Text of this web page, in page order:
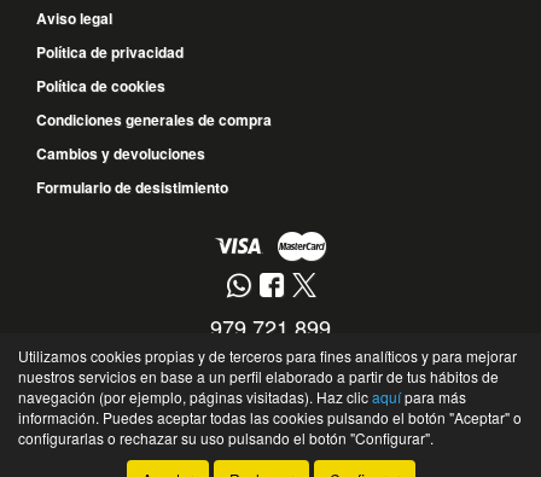
Aviso legal
Política de privacidad
Política de cookies
Condiciones generales de compra
Cambios y devoluciones
Formulario de desistimiento
979 721 899
677 572 017
Calle Guipúzcoa, 10 - 34004 - Palencia - Palencia - España
©Soto Recambios- 2026 - Tienda online de recambios de Gira
Utilizamos cookies propias y de terceros para fines analíticos y para mejorar
nuestros servicios en base a un perfil elaborado a partir de tus hábitos de
navegación (por ejemplo, páginas visitadas). Haz clicaquípara más
información. Puedes aceptar todas las cookies pulsando el botón "Aceptar" o
configurarlas o rechazar su uso pulsando el botón "Configurar".